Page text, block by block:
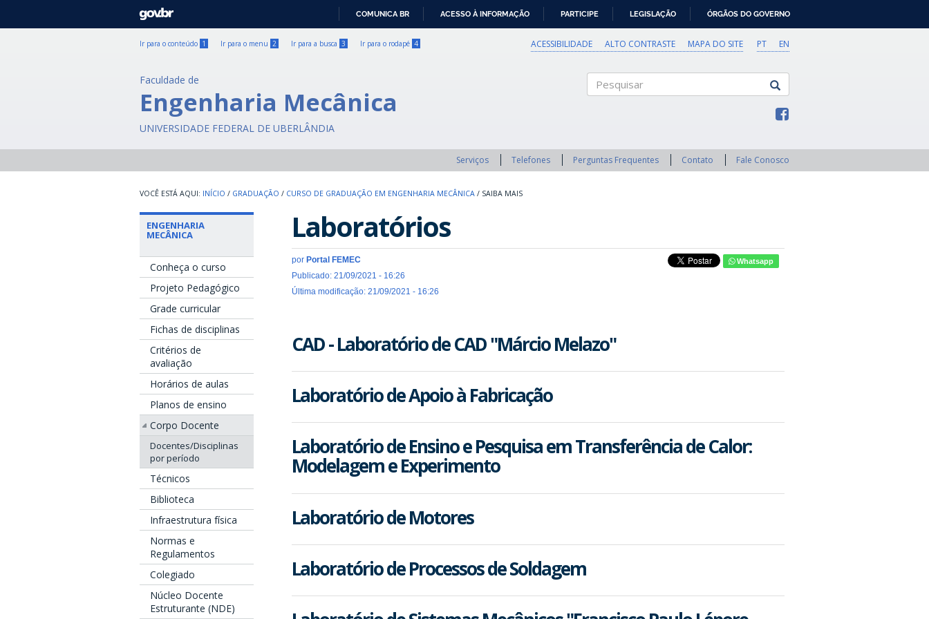
GOVBR
COMUNICA BR ACESSO À INFORMAÇÃO PARTICIPE LEGISLAÇÃO ÓRGÃOS DO GOVERNO
Ir para o conteúdo 1 Ir para o menu 2 Ir para a busca 3 Ir para o rodapé 4 PT EN
ACESSIBILIDADE ALTO CONTRASTE MAPA DO SITE
Faculdade de
Engenharia Mecânica
UNIVERSIDADE FEDERAL DE UBERLÂNDIA
Serviços Telefones Perguntas Frequentes Contato Fale Conosco
INÍCIO / GRADUAÇÃO / CURSO DE GRADUAÇÃO EM ENGENHARIA MECÂNICA / SAIBA MAIS
ENGENHARIA
MECÂNICA
Conheça o curso
Projeto Pedagógico
Grade curricular
Fichas de disciplinas
Critérios de
avaliação
Horários de aulas
Planos de ensino
Corpo Docente
Docentes/Disciplinas
por período
Técnicos
Biblioteca
Infraestrutura física
Normas e
Regulamentos
Colegiado
Núcleo Docente
Estruturante (NDE)
Laboratórios
por Portal FEMEC
Publicado: 21/09/2021 - 16:26
Última modificação: 21/09/2021 - 16:26
Whatsapp
CAD - Laboratório de CAD "Márcio Melazo"
Laboratório de Apoio à Fabricação
Laboratório de Ensino e Pesquisa em Transferência de Calor:
Modelagem e Experimento
Laboratório de Motores
Laboratório de Processos de Soldagem